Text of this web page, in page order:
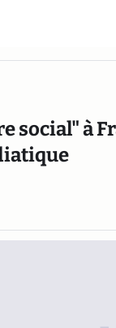
social" à